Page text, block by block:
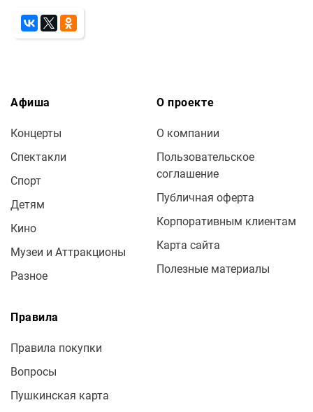
Афиша
Концерты
Спектакли
Спорт
Детям
Кино
Музеи и Аттракционы
Разное
О проекте
О компании
Пользовательское
соглашение
Публичная оферта
Корпоративным клиентам
Карта сайта
Полезные материалы
Правила
Правила покупки
Вопросы
Пушкинская карта